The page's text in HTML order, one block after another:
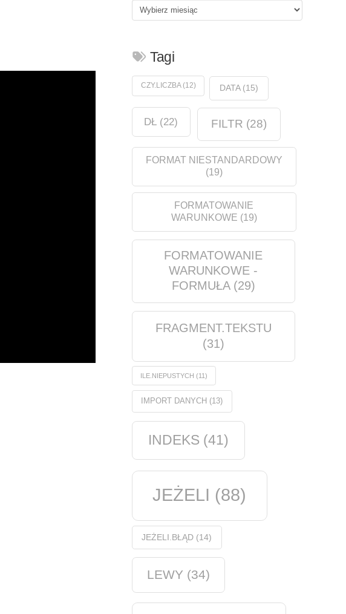
Historia
Tagi
CZY.LICZBA(12) DATA(15)
DŁ (22) FILTR (28)
FORMAT NIESTANDARDOWY
(19)
FORMATOWANIE
WARUNKOWE (19)
FORMATOWANIE
WARUNKOWE -
FORMUŁA(29)
FRAGMENT.TEKSTU
(31)
ILE.NIEPUSTYCH (11)
IMPORT DANYCH (13)
INDEKS (41)
JEŻELI (88)
JEŻELI.BŁĄD (14)
LEWY (34)